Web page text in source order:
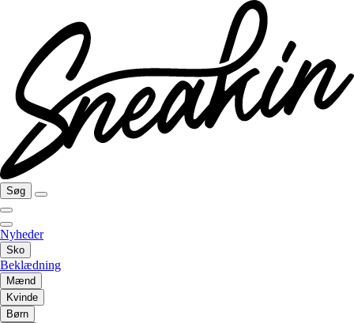
Søg
Nyheder
Sko
Beklædning
Mænd
Kvinde
Børn